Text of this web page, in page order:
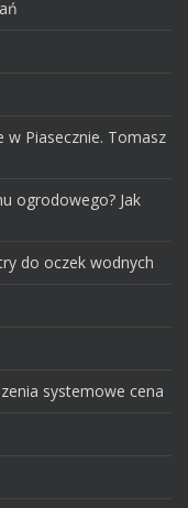
w Piasecznie. Tomasz
ogrodowego? Jak
do oczek wodnych
systemowe cena